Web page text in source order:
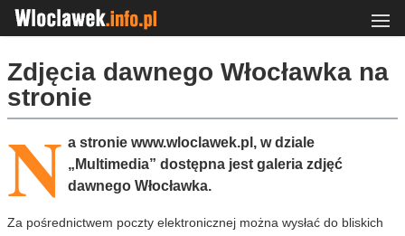
Zdjęcia dawnego Włocławka na
stronie
N a stronie www.wloclawek.pl, w dziale
„Multimedia” dostępna jest galeria zdjęć
dawnego Włocławka.
Za pośrednictwem poczty elektronicznej można wysłać do bliskich